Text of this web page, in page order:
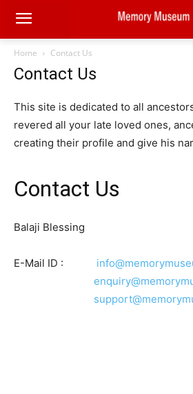
Home Contact Us
Contact Us
This site is dedicated to all
revered all your late loved ones,
creating their profile and give his
Contact Us
Balaji Blessing
E-Mail ID :